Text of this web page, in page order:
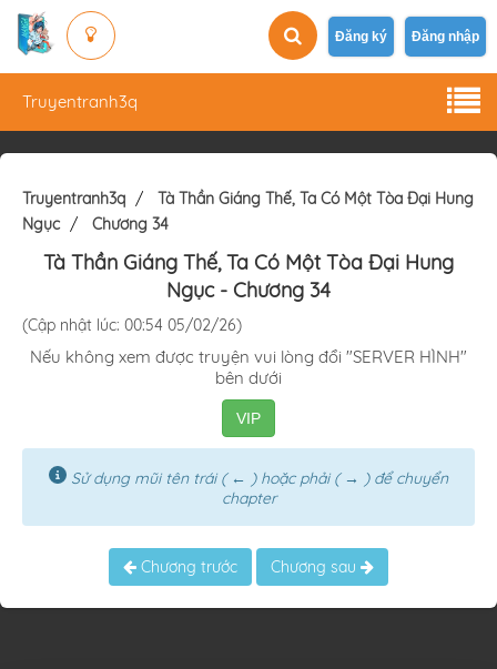
Đăng ký Đăng nhập
Truyentranh3q
Truyentranh3q
Tà Thần Giáng Thế, Ta Có Một Tòa Đại Hung
Ngục
Chương 34
Tà Thần Giáng Thế, Ta Có Một Tòa Đại Hung
Ngục- Chương 34
(Cập nhật lúc: 00:54 05/02/26)
Nếu không xem được truyện vui lòng đổi "SERVER HÌNH"
bên dưới
VIP
Sử dụng mũi tên trái ( ← ) hoặc phải ( → ) để chuyển
chapter
Chương trước Chương sau